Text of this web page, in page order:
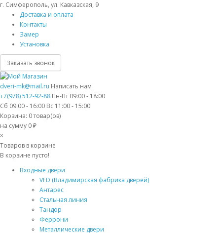
г. Симферополь, ул. Кавказская, 9
Доставка и оплата
Контакты
Замер
Установка
Заказать звонок
dveri-mk@mail.ru Написать нам
+7(978) 512-92-88 Пн-Пт 09:00 - 18:00
Сб 09:00 - 16:00 Вс 11:00 - 15:00
Корзина: 0товар(ов)
на сумму 0 ₽
×
Товаров в корзине
В корзине пусто!
Входные двери
VFD (Владимирская фабрика дверей)
Антарес
Стальная линия
Тандор
Феррони
Металлические двери